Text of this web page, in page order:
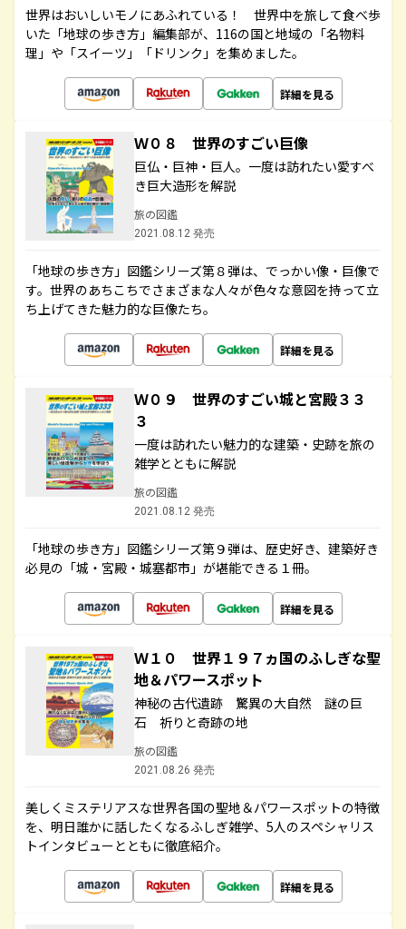
世界はおいしいモノにあふれている！ 世界中を旅して食べ歩
いた「地球の歩き方」編集部が、116の国と地域の「名物料
理」や「スイーツ」「ドリンク」を集めました。
詳細を見る
Ｗ０８ 世界のすごい巨像
巨仏・巨神・巨人。一度は訪れたい愛すべ
き巨大造形を解説
旅の図鑑
2021.08.12 発売
「地球の歩き方」図鑑シリーズ第８弾は、でっかい像・巨像で
す。世界のあちこちでさまざまな人々が色々な意図を持って立
ち上げてきた魅力的な巨像たち。
詳細を見る
Ｗ０９ 世界のすごい城と宮殿３３
３
一度は訪れたい魅力的な建築・史跡を旅の
雑学とともに解説
旅の図鑑
2021.08.12 発売
「地球の歩き方」図鑑シリーズ第９弾は、歴史好き、建築好き
必見の「城・宮殿・城塞都市」が堪能できる１冊。
詳細を見る
Ｗ１０ 世界１９７ヵ国のふしぎな聖
地＆パワースポット
神秘の古代遺跡 驚異の大自然 謎の巨
石 祈りと奇跡の地
旅の図鑑
2021.08.26 発売
美しくミステリアスな世界各国の聖地＆パワースポットの特徴
を、明日誰かに話したくなるふしぎ雑学、5人のスペシャリス
トインタビューとともに徹底紹介。
詳細を見る